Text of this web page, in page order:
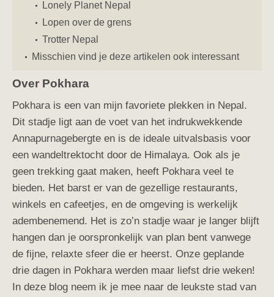
Lonely Planet Nepal
Lopen over de grens
Trotter Nepal
Misschien vind je deze artikelen ook interessant
Over Pokhara
Pokhara is een van mijn favoriete plekken in Nepal.
Dit stadje ligt aan de voet van het indrukwekkende
Annapurnagebergte en is de ideale uitvalsbasis voor
een wandeltrektocht door de Himalaya. Ook als je
geen trekking gaat maken, heeft Pokhara veel te
bieden. Het barst er van de gezellige restaurants,
winkels en cafeetjes, en de omgeving is werkelijk
adembenemend. Het is zo’n stadje waar je langer blijft
hangen dan je oorspronkelijk van plan bent vanwege
de fijne, relaxte sfeer die er heerst. Onze geplande
drie dagen in Pokhara werden maar liefst drie weken!
In deze blog neem ik je mee naar de leukste stad van